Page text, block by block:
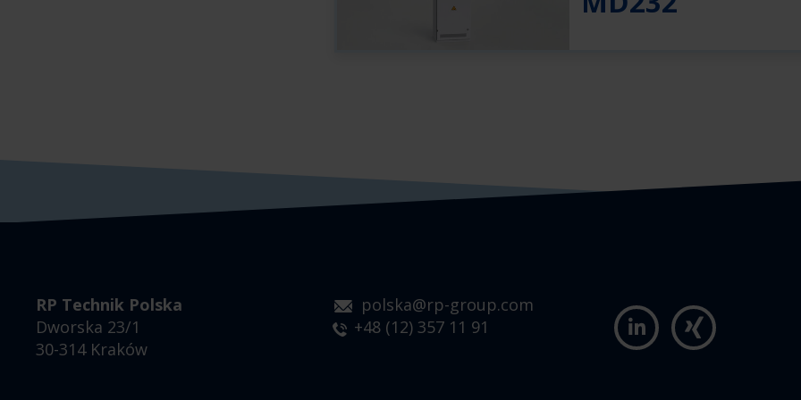
RP Technik Polska
Dworska 23/1
30-314 Kraków
polska@rp-group.com
+48 (12) 357 11 91